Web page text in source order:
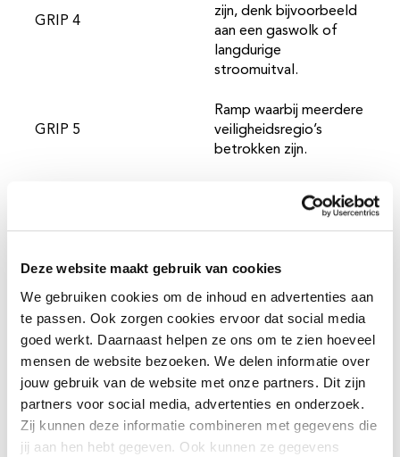
Deze website maakt gebruik van cookies
We gebruiken cookies om de inhoud en advertenties aan
te passen. Ook zorgen cookies ervoor dat social media
goed werkt. Daarnaast helpen ze ons om te zien hoeveel
mensen de website bezoeken. We delen informatie over
jouw gebruik van de website met onze partners. Dit zijn
partners voor social media, advertenties en onderzoek.
Zij kunnen deze informatie combineren met gegevens die
jij aan hen hebt gegeven. Ook kunnen ze gegevens
GRIP 4
zijn, denk bijvoorbeeld
aan een gaswolk of
langdurige
stroomuitval.
GRIP 5
Ramp waarbij meerdere
veiligheidsregio’s
betrokken zijn.
Elke GRIP heeft zijn
eigen aanpak
Bij een GRIP zijn altijd meerdere partijen betrokken en
wordt er multidisciplinair samengewerkt. Denk
bijvoorbeeld aan de politie, brandweer en de
ambulancediensten. Door te werken met een GRIP
weten alle partijen precies hoe de lijnen lopen, wie wat
doet én wie de beslissingen neemt. Hierdoor kan
iedereen snel handelen.